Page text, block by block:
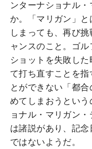
ンターナショナル
か。「マリガン」
しまっても、再び
ャンスのこと。ゴ
ショットを失敗し
て打ち直すことを
とができない「都
めてしまおうとい
ョナル・マリガン
は諸説があり、記
ではないようだ。